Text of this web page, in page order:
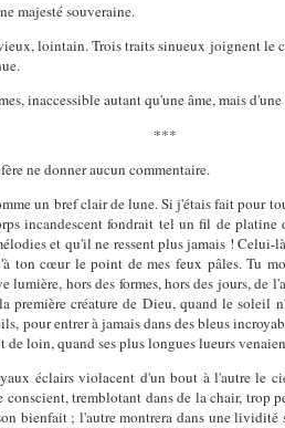
majesté souveraine.
lointain. Trois traits sinueux joignent
inaccessible autant qu'une âme, mais
***
ne donner aucun commentaire.
un bref clair de lune. Si j'étais fait pour
incandescent fondrait tel un fil de
et qu'il ne ressent plus jamais !
ton cœur le point de mes feux pâles. Tu
hors des formes, hors des jours, de
première créature de Dieu, quand le soleil
pour entrer à jamais dans des bleus
de loin, quand ses plus longues lueurs
éclairs violacent d'un bout à l'autre le
tremblotant dans de la chair, trop
bienfait ; l'autre montrera dans une